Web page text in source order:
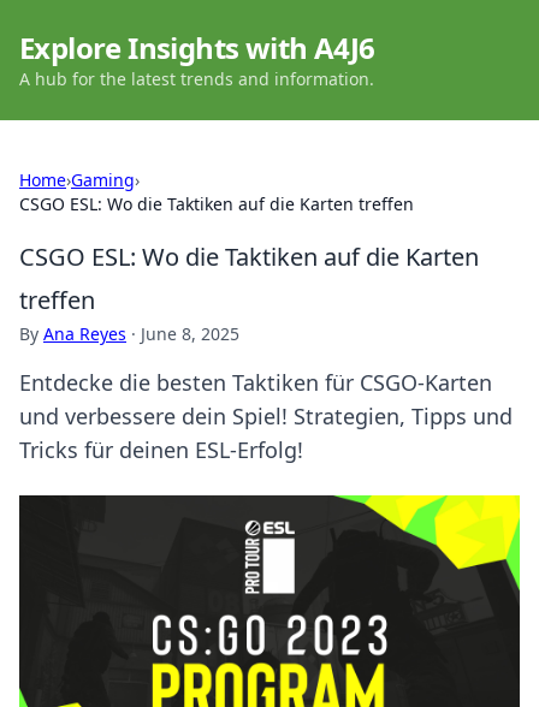
Explore Insights with A4J6
A hub for the latest trends and information.
Home›Gaming›
CSGO ESL: Wo die Taktiken auf die Karten treffen
CSGO ESL: Wo die Taktiken auf die Karten
treffen
By Ana Reyes · June 8, 2025
Entdecke die besten Taktiken für CSGO-Karten
und verbessere dein Spiel! Strategien, Tipps und
Tricks für deinen ESL-Erfolg!